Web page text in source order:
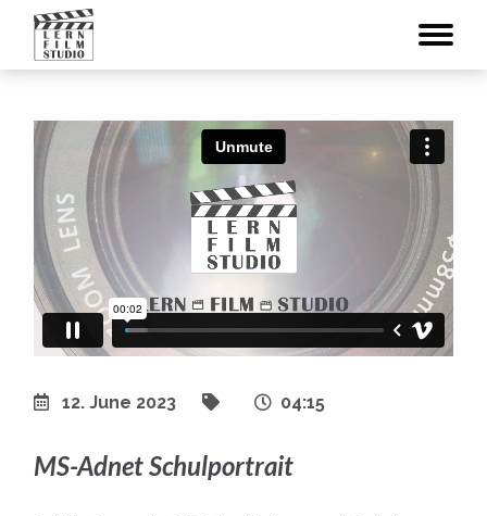
12. June 2023 04:15
MS-Adnet Schulportrait